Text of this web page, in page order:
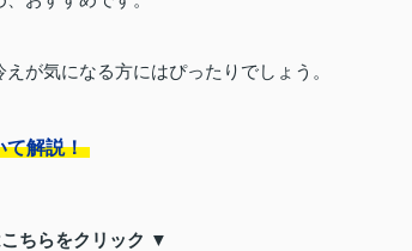
が気になる方にはぴったりでしょう。
て解説！
ちらをクリック ▼